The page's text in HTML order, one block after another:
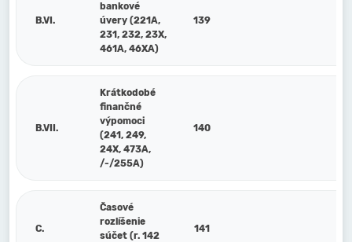
B.VI.
bankové
úvery (221A,
231, 232, 23X,
461A, 46XA)
139
B.VII.
Krátkodobé
finančné
výpomoci
(241, 249,
24X, 473A,
/-/255A)
140
C.
Časové
rozlíšenie
súčet (r. 142
141